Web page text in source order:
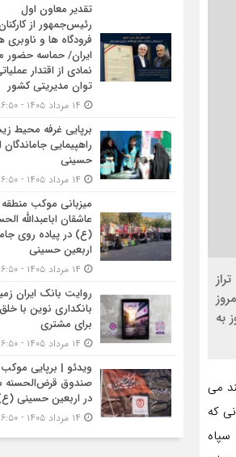
به
می
که
تقدیر معاون اول
رئیس‌جمهور از
فرودگاه ها و ناوبری
ایران/ حماسه حضور
نمادی از اقتدار
توان مدیریتی کشور
برپایی غرفه محیط
راهپیمایی جاماندگان
حسینی
عاشقان اباعبدالله
(ع) در پیاده روی
اربعین حسینی
روایت بانک ایران
بانکداری نوین با
برای مشتری
ویدئو | برپایی موکب
صندوق قرض‌الحسنه
در اربعین حسینی